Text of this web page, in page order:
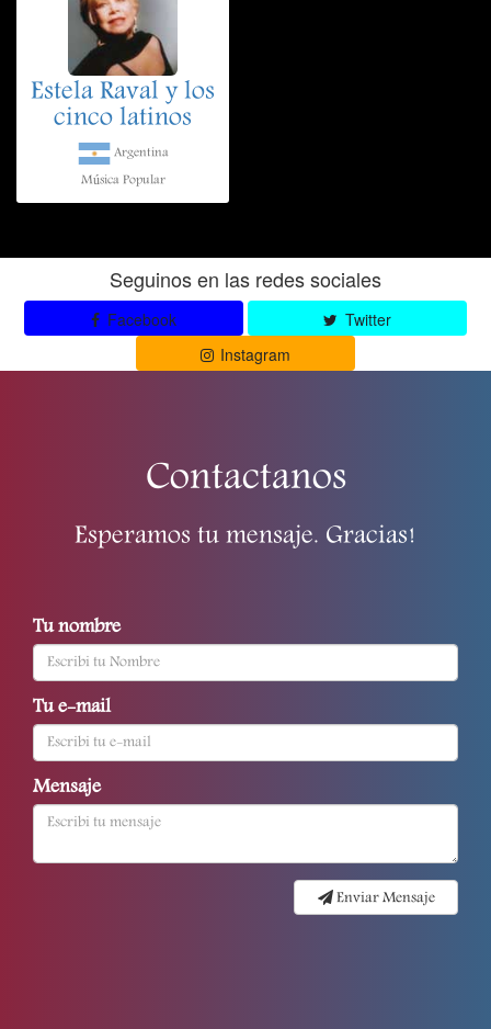
Estela Raval y los
cinco latinos
Argentina
Música Popular
Seguinos en las redes sociales
Facebook
Twitter
Instagram
Contactanos
Esperamos tu mensaje. Gracias!
Tu nombre
Tu e-mail
Mensaje
Enviar Mensaje